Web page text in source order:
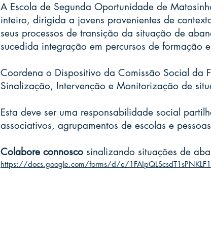
A Escola de Segunda Oportunidade de
inteiro, dirigida a jovens provenientes de
seus processos de transição da situação de
sucedida integração em percursos de formação
Coordena o Dispositivo da Comissão Social da
Sinalização, Intervenção e Monitorização de
Esta deve ser uma responsabilidade social
associativos, agrupamentos de escolas e
Colabore connosco sinalizando situações de
https://docs.google.com/forms/d/e/